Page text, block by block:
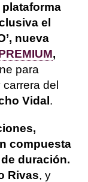
plataforma
el
nueva
,
para
del
Vidal .
compuesta
duración.
Rivas, y